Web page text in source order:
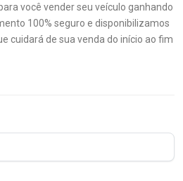
você vender seu veículo ganhando
100% seguro e disponibilizamos
cuidará de sua venda do início ao fim